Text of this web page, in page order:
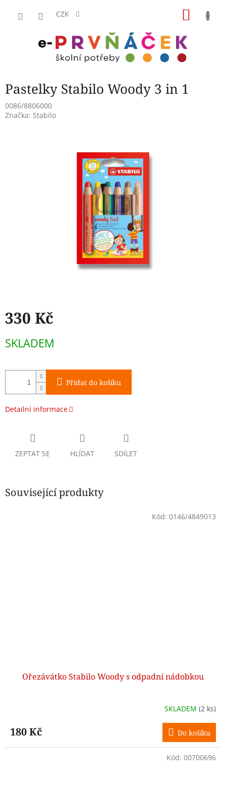
CZK
Pastelky Stabilo Woody 3 in 1
0086/8806000
Značka: Stabilo
330 Kč
cena:
SKLADEM
Přidat do košíku
Detailní informace
ZEPTAT SE HLÍDAT SDÍLET
Související produkty
Ořezávátko Stabilo Woody s odpadní nádobkou
SKLADEM (2 ks)
180 Kč Do košíku
Kód: 0146/4849013
Kód: 00700696